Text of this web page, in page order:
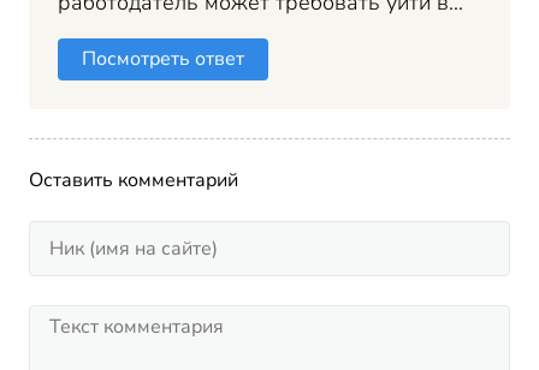
Посмотреть ответ
Оставить комментарий